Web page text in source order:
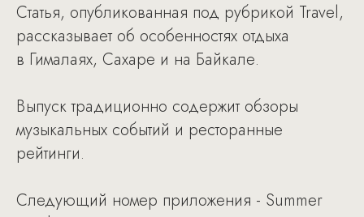
Статья, опубликованная под рубрикой Travel,
рассказывает об особенностях отдыха
в Гималаях, Сахаре и на Байкале.
Выпуск традиционно содержит обзоры
музыкальных событий и ресторанные
рейтинги.
Следующий номер приложения - Summer